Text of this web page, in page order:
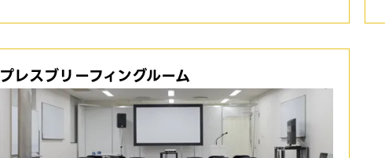
プレスブリーフィングルーム